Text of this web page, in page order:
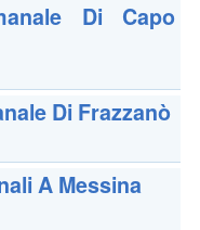
Di Capo
Di Frazzanò
A Messina